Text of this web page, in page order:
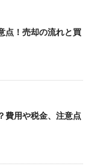
点！売却の流れと買
費用や税金、注意点